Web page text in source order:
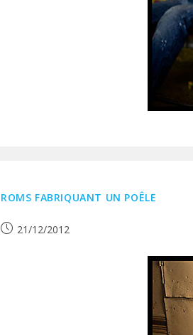
ROMS FABRIQUANT UN POÊLE
Publication
21/12/2012